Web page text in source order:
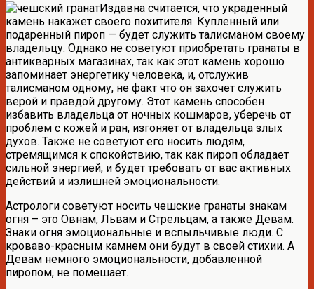
Издавна считается, что украденный
камень накажет своего похитителя. Купленный или
подаренный пироп — будет служить талисманом своему
владельцу. Однако не советуют приобретать гранаты в
антикварных магазинах, так как этот камень хорошо
запоминает энергетику человека, и, отслужив
талисманом одному, не факт что он захочет служить
верой и правдой другому. Этот камень способен
избавить владельца от ночных кошмаров, уберечь от
проблем с кожей и ран, изгоняет от владельца злых
духов. Также не советуют его носить людям,
стремящимся к спокойствию, так как пироп обладает
сильной энергией, и будет требовать от вас активных
действий и излишней эмоциональности.
Астрологи советуют носить чешские гранаты знакам
огня – это Овнам, Львам и Стрельцам, а также Девам.
Знаки огня эмоциональные и вспыльчивые люди. С
кроваво-красным камнем они будут в своей стихии. А
Девам немного эмоциональности, добавленной
пиропом, не помешает.